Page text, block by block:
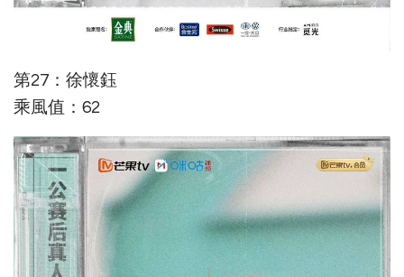
第27：徐懷鈺
乘風值：62